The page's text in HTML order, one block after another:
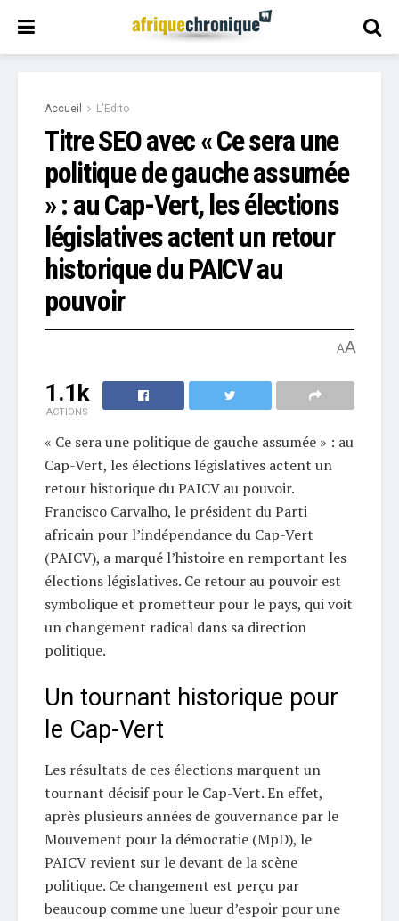
Accueil L'Edito
Titre SEO avec « Ce sera une
politique de gauche assumée
» : au Cap-Vert, les élections
législatives actent un retour
historique du PAICV au
pouvoir
AA
1.1k
ACTIONS
« Ce sera une politique de gauche assumée » : au
Cap-Vert, les élections législatives actent un
retour historique du PAICV au pouvoir.
Francisco Carvalho, le président du Parti
africain pour l’indépendance du Cap-Vert
(PAICV), a marqué l’histoire en remportant les
élections législatives. Ce retour au pouvoir est
symbolique et prometteur pour le pays, qui voit
un changement radical dans sa direction
politique.
Un tournant historique pour
le Cap-Vert
Les résultats de ces élections marquent un
tournant décisif pour le Cap-Vert. En effet,
après plusieurs années de gouvernance par le
Mouvement pour la démocratie (MpD), le
PAICV revient sur le devant de la scène
politique. Ce changement est perçu par
beaucoup comme une lueur d’espoir pour une